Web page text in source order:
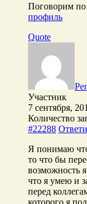
Поговорим
профиль
Quote
Участник
7 сентября,
Количество
#22288
Я понимаю
то что бы
возможность
что я умею и
перед
которого я